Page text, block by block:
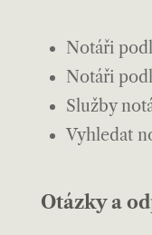
Notáři
Notáři
Služby
Vyhledat
Otázky a